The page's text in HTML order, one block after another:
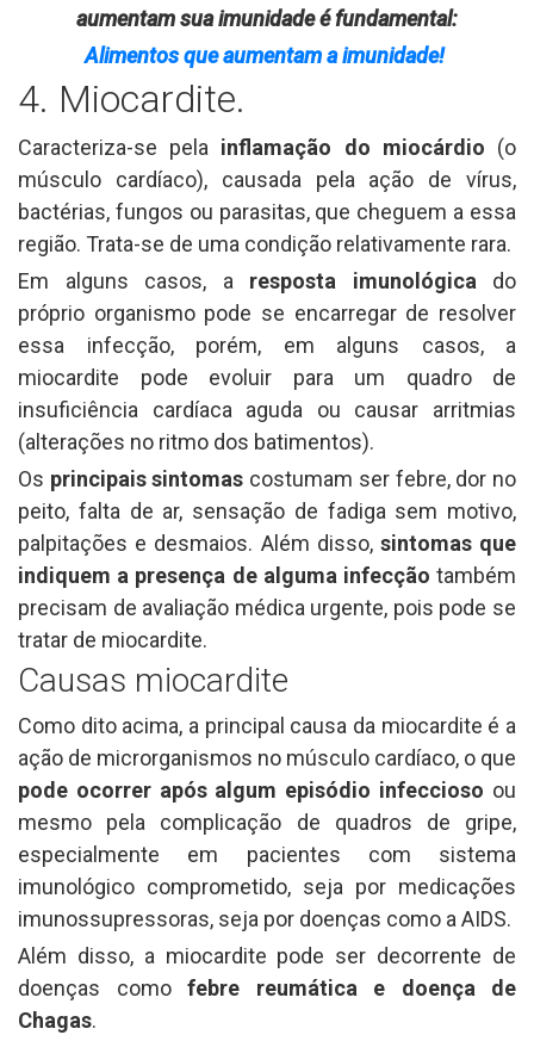
aumentam sua imunidade é fundamental:
Alimentos que aumentam a imunidade!
4. Miocardite.
Caracteriza-se pela inflamação do miocárdio (o
músculo cardíaco), causada pela ação de vírus,
bactérias, fungos ou parasitas, que cheguem a essa
região. Trata-se de uma condição relativamente rara.
Em alguns casos, a resposta imunológica do
próprio organismo pode se encarregar de resolver
essa infecção, porém, em alguns casos, a
miocardite pode evoluir para um quadro de
insuficiência cardíaca aguda ou causar arritmias
(alterações no ritmo dos batimentos).
Os principais sintomas costumam ser febre, dor no
peito, falta de ar, sensação de fadiga sem motivo,
palpitações e desmaios. Além disso, sintomas que
indiquem a presença de alguma infecção também
precisam de avaliação médica urgente, pois pode se
tratar de miocardite.
Causas miocardite
Como dito acima, a principal causa da miocardite é a
ação de microrganismos no músculo cardíaco, o que
pode ocorrer após algum episódio infeccioso ou
mesmo pela complicação de quadros de gripe,
especialmente em pacientes com sistema
imunológico comprometido, seja por medicações
imunossupressoras, seja por doenças como a AIDS.
Além disso, a miocardite pode ser decorrente de
doenças como febre reumática e doença de
Chagas.